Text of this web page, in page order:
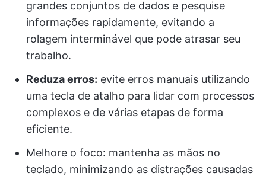
grandes conjuntos de dados e pesquise
informações rapidamente, evitando a
rolagem interminável que pode atrasar seu
trabalho.
Reduza erros: evite erros manuais utilizando
uma tecla de atalho para lidar com processos
complexos e de várias etapas de forma
eficiente.
Melhore o foco: mantenha as mãos no
teclado, minimizando as distrações causadas